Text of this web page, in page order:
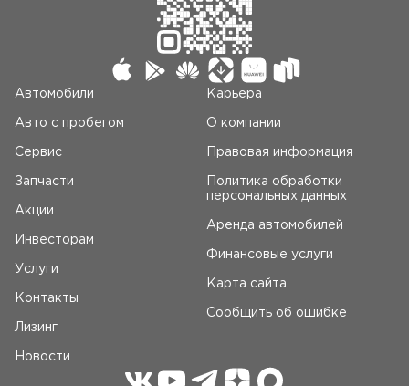
Автомобили
Авто c пробегом
Сервис
Запчасти
Акции
Инвесторам
Услуги
Контакты
Лизинг
Новости
Карьера
О компании
Правовая информация
Политика обработки
персональных данных
Аренда автомобилей
Финансовые услуги
Карта сайта
Сообщить об ошибке